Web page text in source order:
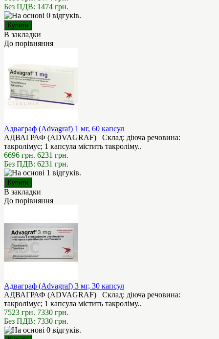
Без ПДВ: 1474 грн.
В закладки
До порівняння
Адваграф (Advagraf) 1 мг, 60 капсул
АДВАГРАФ (ADVAGRAF) Склад: діюча речовина:
такролімус; 1 капсула містить такроліму..
6696 грн. 6231 грн.
Без ПДВ: 6231 грн.
В закладки
До порівняння
Адваграф (Advagraf) 3 мг, 30 капсул
АДВАГРАФ (ADVAGRAF) Склад: діюча речовина:
такролімус; 1 капсула містить такроліму..
7523 грн. 7330 грн.
Без ПДВ: 7330 грн.